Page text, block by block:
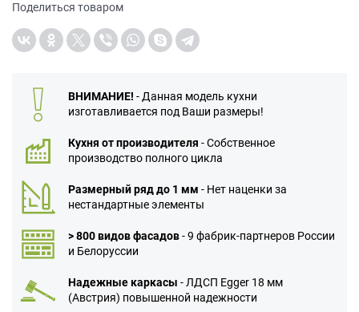
Поделиться товаром
ВНИМАНИЕ! - Данная модель кухни
изготавливается под Ваши размеры!
Кухня от производителя - Собственное
производство полного цикла
Размерный ряд до 1 мм - Нет наценки за
нестандартные элементы
> 800 видов фасадов- 9 фабрик-партнеров России
и Белоруссии
Надежные каркасы - ЛДСП Egger 18 мм
(Австрия) повышенной надежности